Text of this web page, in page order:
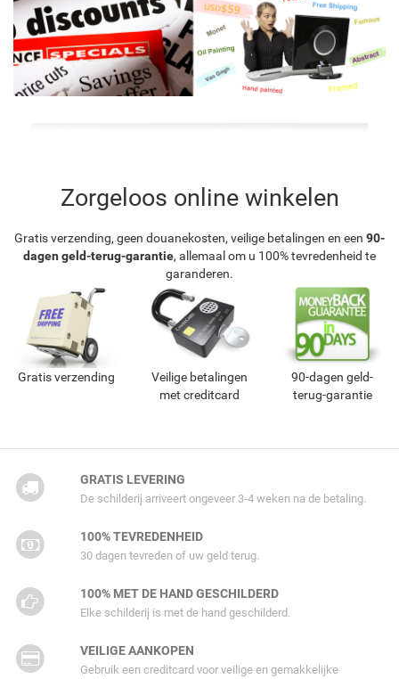
Zorgeloos online winkelen
Gratis verzending, geen douanekosten, veilige betalingen en een 90-
dagen geld-terug-garantie, allemaal om u 100% tevredenheid te
garanderen.
Gratis verzending
Veilige betalingen
met creditcard
90-dagen geld-
terug-garantie
GRATIS LEVERING
De schilderij arriveert ongeveer 3-4 weken na de betaling.
100% TEVREDENHEID
30 dagen tevreden of uw geld terug.
100% MET DE HAND GESCHILDERD
Elke schilderij is met de hand geschilderd.
VEILIGE AANKOPEN
Gebruik een creditcard voor veilige en gemakkelijke